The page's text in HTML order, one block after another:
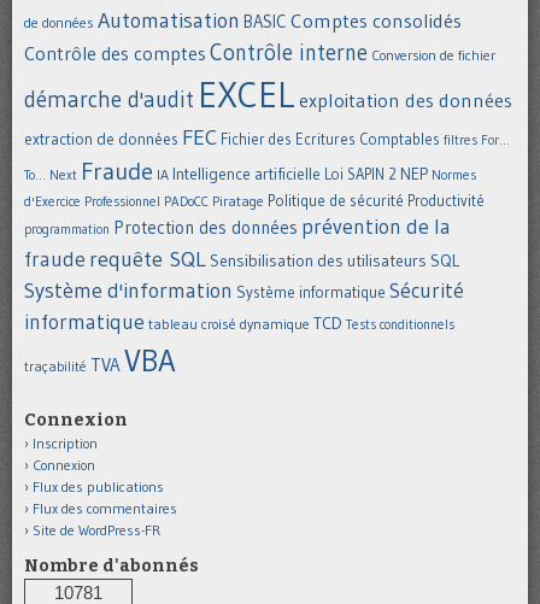
de données Automatisation BASIC Comptes consolidés
Contrôle des comptes Contrôle interne Conversion de fichier
démarche d'audit EXCEL exploitation des données
extraction de données FEC Fichier des Ecritures Comptables filtres For...
To... Next Fraude IA Intelligence artificielle Loi SAPIN 2 NEP Normes
d'Exercice Professionnel PADoCC Piratage Politique de sécurité Productivité
programmation Protection des données prévention de la
fraude requête SQL Sensibilisation des utilisateurs SQL
Système d'information Système informatique Sécurité
informatique tableau croisé dynamique TCD Tests conditionnels
traçabilité TVAVBA
Connexion
Inscription
Connexion
Flux des publications
Flux des commentaires
Site de WordPress-FR
Nombre d'abonnés
10781